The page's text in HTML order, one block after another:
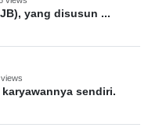
yang disusun ...
karyawannya sendiri.